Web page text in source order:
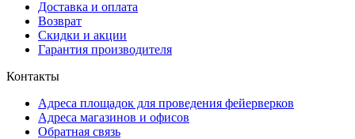
Доставка и оплата
Возврат
Скидки и акции
Гарантия производителя
Контакты
Адреса площадок для проведения фейерверков
Адреса магазинов и офисов
Обратная связь